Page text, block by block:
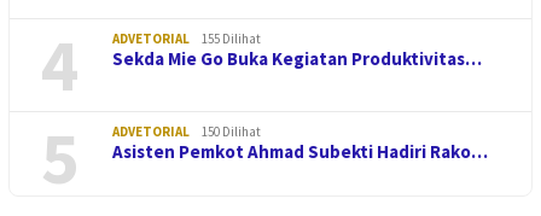
4 ADVETORIAL 155 Dilihat
Sekda Mie Go Buka Kegiatan Produktivitas…
5 ADVETORIAL 150 Dilihat
Asisten Pemkot Ahmad Subekti Hadiri Rako…